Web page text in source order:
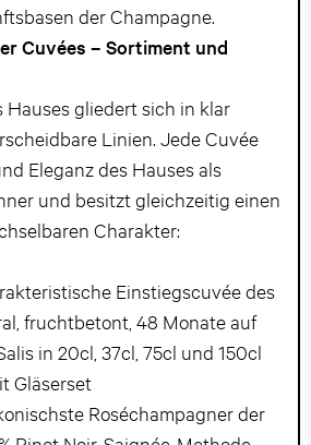
der Champagne.
Cuvées – Sortiment und
Hauses gliedert sich in klar
Linien. Jede Cuvée
Eleganz des Hauses als
und besitzt gleichzeitig einen
Charakter:
Einstiegscuvée des
fruchtbetont, 48 Monate auf
in 20cl, 37cl, 75cl und 150cl
Gläserset
Roséchampagner der